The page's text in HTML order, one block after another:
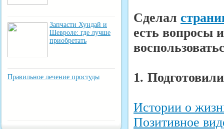
Запчасти Хундай и
Шевроле: где лучше
приобретать
Правильное лечение простуды
Cделал
есть вопросы
1.
Истории о
Позитивное